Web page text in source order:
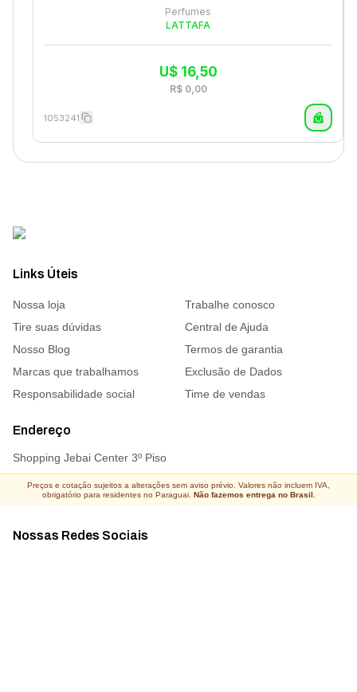
Perfumes
LATTAFA
U$ 16,50
R$ 0,00
1053241
Links Úteis
Nossa loja
Trabalhe conosco
Tire suas dúvidas
Central de Ajuda
Nosso Blog
Termos de garantia
Marcas que trabalhamos
Exclusão de Dados
Responsabilidade social
Time de vendas
Endereço
Shopping Jebai Center 3º Piso
Nossas Redes Sociais
Preços e cotação sujeitos a alterações sem aviso prévio. Valores não incluem IVA,
obrigatório para residentes no Paraguai. Não fazemos entrega no Brasil.